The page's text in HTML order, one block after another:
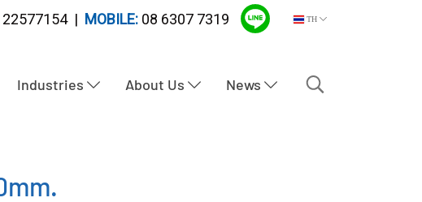
| MOBILE: 08 6307 7319 TH
Industries About Us News